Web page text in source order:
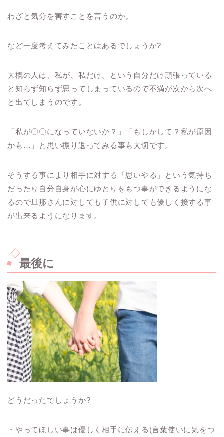
わざと気分を害すことを言うのか。
など一度考えてみたことはあるでしょうか?
大概の人は、私が、私だけ。という自分だけ頑張っている
と知らず知らず思ってしまっているので不満が次から次へ
と出てしまうのです。
「私が〇〇になっていないか？」
「もしかして？私が原因
かも … 」と思い振り返ってみる事も大切です。
そうする事により相手に対する「思いやる」という気持ち
だったり自分自身が心にゆとりをもつ事ができるようにな
るので旦那さんに対しても子供に対しても優しく接する事
が出来るようになります。
最後に
どうだったでしょうか?
・やってほしい事は優しく相手に伝える(言葉使いに気をつ